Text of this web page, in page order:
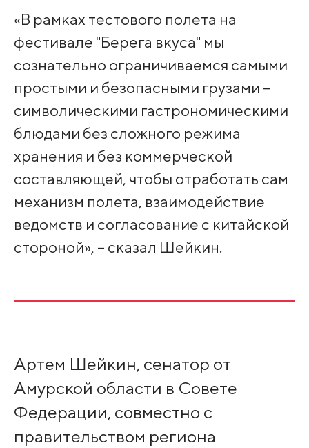
«В рамках тестового полета на
фестивале "Берега вкуса" мы
сознательно ограничиваемся самыми
простыми и безопасными грузами –
символическими гастрономическими
блюдами без сложного режима
хранения и без коммерческой
составляющей, чтобы отработать сам
механизм полета, взаимодействие
ведомств и согласование с китайской
стороной», – сказал Шейкин.
Артем Шейкин, сенатор от
Амурской области в Совете
Федерации, совместно с
правительством региона